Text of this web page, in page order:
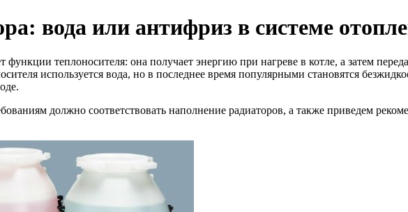
вода или антифриз в системе
теплоносителя: она получает энергию при нагреве в котле, а затем
используется вода, но в последнее время популярными становятся
должно соответствовать наполнение радиаторов, а также приведем